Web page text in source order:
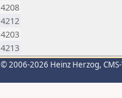
4208
4212
4203
4213
© 2006-2026 Heinz Herzog,